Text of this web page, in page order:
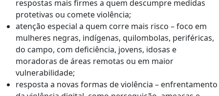
respostas mais firmes a quem descumpre medidas
protetivas ou comete violência;
atenção especial a quem corre mais risco – foco em
mulheres negras, indígenas, quilombolas, periféricas,
do campo, com deficiência, jovens, idosas e
moradoras de áreas remotas ou em maior
vulnerabilidade;
resposta a novas formas de violência – enfrentamento